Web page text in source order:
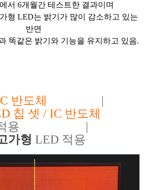
서 6개월간 테스트한 결과이며
형 LED는 밝기가 많이 감소하고 있는
반면
똑같은 밝기와 기능을 유지하고 있음.
반도체
|
칩 셋 / IC 반도체
적용 |
가형 LED 적용